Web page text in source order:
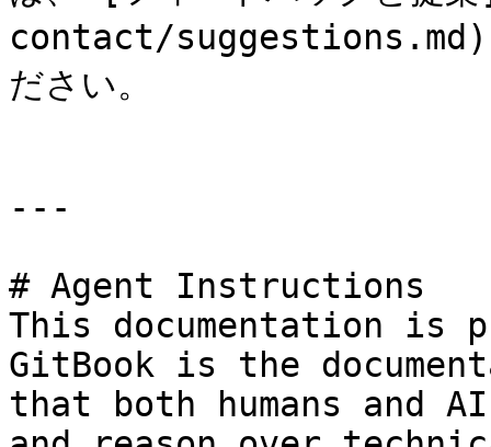
contact/suggestions.md)
ださい。
---
# Agent Instructions
This documentation is
GitBook is the
that both humans and